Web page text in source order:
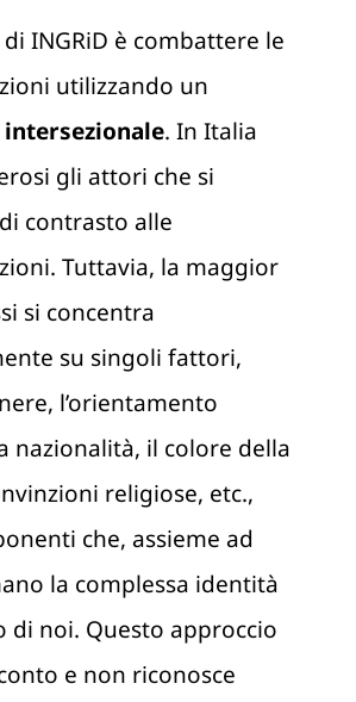
INGRiD è combattere le
utilizzando un
. In Italia
gli attori che si
contrasto alle
Tuttavia, la maggior
si concentra
su singoli fattori,
l’orientamento
nazionalità, il colore della
religiose, etc.,
che, assieme ad
la complessa identità
di noi. Questo approccio
e non riconosce